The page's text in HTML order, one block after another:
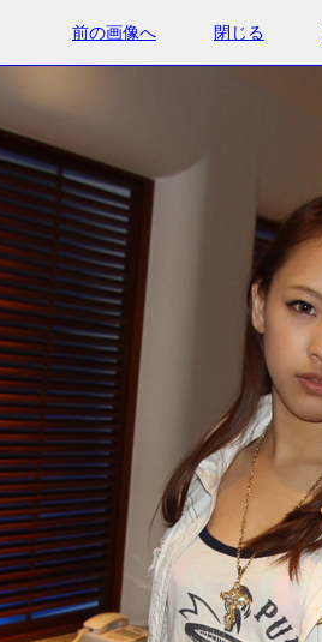
前の画像へ 閉じる